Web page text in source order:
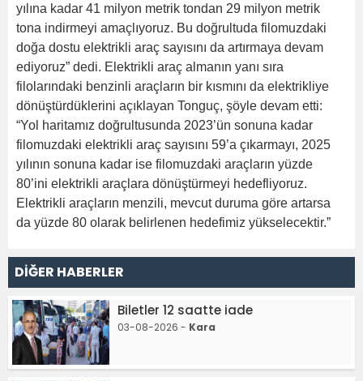
yılına kadar 41 milyon metrik tondan 29 milyon metrik
tona indirmeyi amaçlıyoruz. Bu doğrultuda filomuzdaki
doğa dostu elektrikli araç sayısını da artırmaya devam
ediyoruz” dedi. Elektrikli araç almanın yanı sıra
filolarındaki benzinli araçların bir kısmını da elektrikliye
dönüştürdüklerini açıklayan Tonguç, şöyle devam etti:
“Yol haritamız doğrultusunda 2023’ün sonuna kadar
filomuzdaki elektrikli araç sayısını 59’a çıkarmayı, 2025
yılının sonuna kadar ise filomuzdaki araçların yüzde
80’ini elektrikli araçlara dönüştürmeyi hedefliyoruz.
Elektrikli araçların menzili, mevcut duruma göre artarsa
da yüzde 80 olarak belirlenen hedefimiz yükselecektir.”
DİĞER HABERLER
Biletler 12 saatte iade
03-08-2026 - Kara